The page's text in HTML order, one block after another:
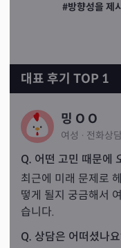
#방향성을 제
대표 후기 TOP 1
밍 O O
여성 · 전화상담
Q. 어떤 고민 때문에
최근에 미래 문제로
떻게 될지 궁금해서
습니다.
Q. 상담은 어떠셨나